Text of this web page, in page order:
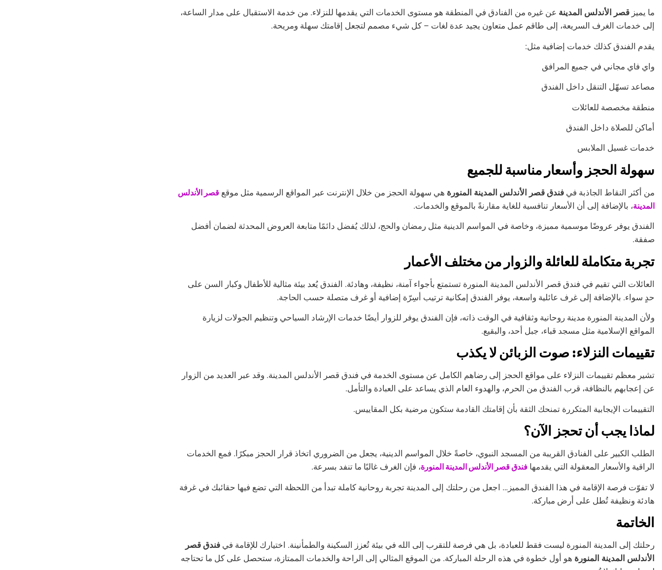
ما يميز قصر الأندلس المدينة عن غيره من الفنادق في المنطقة هو مستوى الخدمات التي يقدمها للنزلاء. من خدمة الاستقبال على مدار الساعة،
إلى خدمات الغرف السريعة، إلى طاقم عمل متعاون يجيد عدة لغات – كل شيء مصمم لتجعل إقامتك سهلة ومريحة.
يقدم الفندق كذلك خدمات إضافية مثل:
واي فاي مجاني في جميع المرافق
مصاعد تسهّل التنقل داخل الفندق
منطقة مخصصة للعائلات
أماكن للصلاة داخل الفندق
خدمات غسيل الملابس
سهولة الحجز وأسعار مناسبة للجميع
من أكثر النقاط الجاذبة في فندق قصر الأندلس المدينة المنورة هي سهولة الحجز من خلال الإنترنت عبر المواقع الرسمية مثل موقع قصر الأندلس
المدينة، بالإضافة إلى أن الأسعار تنافسية للغاية مقارنةً بالموقع والخدمات.
الفندق يوفر عروضًا موسمية مميزة، وخاصة في المواسم الدينية مثل رمضان والحج، لذلك يُفضل دائمًا متابعة العروض المحدثة لضمان أفضل
صفقة.
تجربة متكاملة للعائلة والزوار من مختلف الأعمار
العائلات التي تقيم في فندق قصر الأندلس المدينة المنورة تستمتع بأجواء آمنة، نظيفة، وهادئة. الفندق يُعد بيئة مثالية للأطفال وكبار السن على
حدٍ سواء. بالإضافة إلى غرف عائلية واسعة، يوفر الفندق إمكانية ترتيب أسِرّة إضافية أو غرف متصلة حسب الحاجة.
ولأن المدينة المنورة مدينة روحانية وثقافية في الوقت ذاته، فإن الفندق يوفر للزوار أيضًا خدمات الإرشاد السياحي وتنظيم الجولات لزيارة
المواقع الإسلامية مثل مسجد قباء، جبل أحد، والبقيع.
تقييمات النزلاء: صوت الزبائن لا يكذب
تشير معظم تقييمات النزلاء على مواقع الحجز إلى رضاهم الكامل عن مستوى الخدمة في فندق قصر الأندلس المدينة. وقد عبر العديد من الزوار
عن إعجابهم بالنظافة، قرب الفندق من الحرم، والهدوء العام الذي يساعد على العبادة والتأمل.
التقييمات الإيجابية المتكررة تمنحك الثقة بأن إقامتك القادمة ستكون مرضية بكل المقاييس.
لماذا يجب أن تحجز الآن؟
الطلب الكبير على الفنادق القريبة من المسجد النبوي، خاصةً خلال المواسم الدينية، يجعل من الضروري اتخاذ قرار الحجز مبكرًا. فمع الخدمات
الراقية والأسعار المعقولة التي يقدمها فندق قصر الأندلس المدينة المنورة، فإن الغرف غالبًا ما تنفد بسرعة.
لا تفوّت فرصة الإقامة في هذا الفندق المميز… اجعل من رحلتك إلى المدينة تجربة روحانية كاملة تبدأ من اللحظة التي تضع فيها حقائبك في غرفة
هادئة ونظيفة تُطل على أرض مباركة.
الخاتمة
رحلتك إلى المدينة المنورة ليست فقط للعبادة، بل هي فرصة للتقرب إلى الله في بيئة تُعزز السكينة والطمأنينة. اختيارك للإقامة في فندق قصر
الأندلس المدينة المنورة هو أول خطوة في هذه الرحلة المباركة. من الموقع المثالي إلى الراحة والخدمات الممتازة، ستحصل على كل ما تحتاجه